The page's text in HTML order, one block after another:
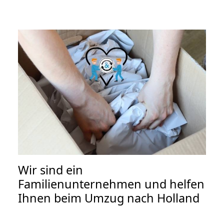
Wir sind ein
Familienunternehmen und helfen
Ihnen beim Umzug nach Holland